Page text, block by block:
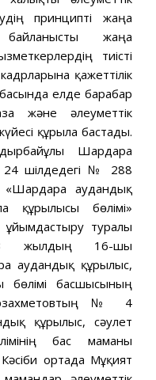
принципті жаңа
байланысты жаңа
тиісті
қажеттілік
елде барабар
және әлеуметтік
құрыла бастады.
Шардара
24 шілдедегі № 288
«Шардара аудандық
құрылысы бөлімі»
ұйымдастыру туралы
жылдың 16-шы
аудандық құрылыс,
бөлімі басшысының
№ 4
құрылыс, сәулет
бас маманы
ортада Мұқият